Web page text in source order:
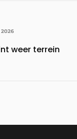
2026
weer terrein